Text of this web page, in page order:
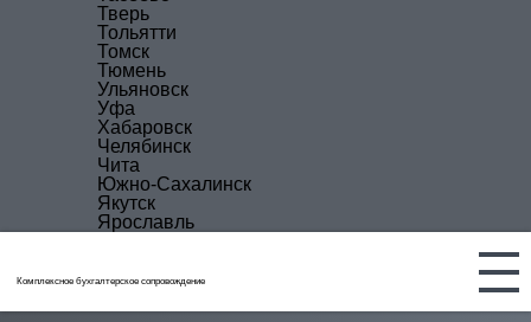
Тверь
Тольятти
Томск
Тюмень
Ульяновск
Уфа
Хабаровск
Челябинск
Чита
Южно-Сахалинск
Якутск
Ярославль
Комплексное бухгалтерское сопровождение